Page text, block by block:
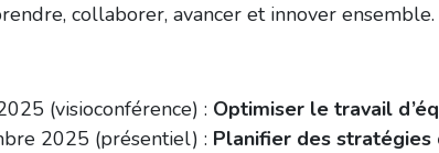
collaborer, avancer et innover ensemble.
(visioconférence) : Optimiser le travail
2025 (présentiel) : Planifier des stratégies